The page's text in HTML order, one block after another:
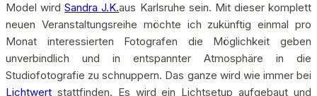
Model wirdSandra J.K.aus Karlsruhe sein. Mit dieser komplett
neuen Veranstaltungsreihe möchte ich zukünftig einmal pro
Monat interessierten Fotografen die Möglichkeit geben
unverbindlich und in entspannter Atmosphäre in die
Studiofotografie zu schnuppern. Das ganze wird wie immer bei
Lichtwert stattfinden. Es wird ein Lichtsetup aufgebaut und